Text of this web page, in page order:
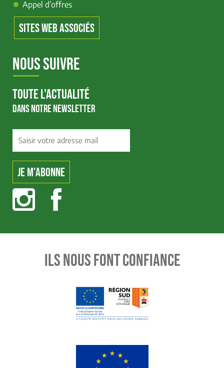
Appel d’offres
SITES WEB ASSOCIÉS
NOUS SUIVRE
TOUTE L'ACTUALITÉ
DANS NOTRE NEWSLETTER
ILS NOUS FONT CONFIANCE